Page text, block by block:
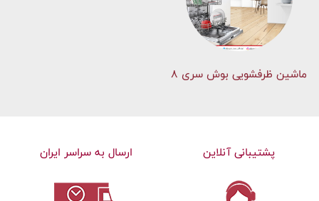
ماشین ظرفشویی بوش سری 8
پشتیبانی آنلاین ارسال به سراسر ایران